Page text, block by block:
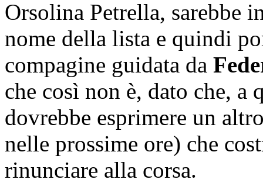
Orsolina Petrella, sarebbe
nome della lista e quindi
compagine guidata da
che così non è, dato che,
dovrebbe esprimere un
nelle prossime ore) che
rinunciare alla corsa.